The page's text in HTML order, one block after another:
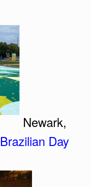
Newark,
Brazilian Day